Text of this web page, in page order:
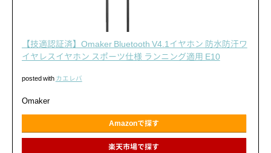
【技適認証済】Omaker Bluetooth V4.1イヤホン 防水防汗ワ
イヤレスイヤホン スポーツ仕様 ランニング適用 E10
posted with カエレバ
Omaker
Amazonで探す
楽天市場で探す